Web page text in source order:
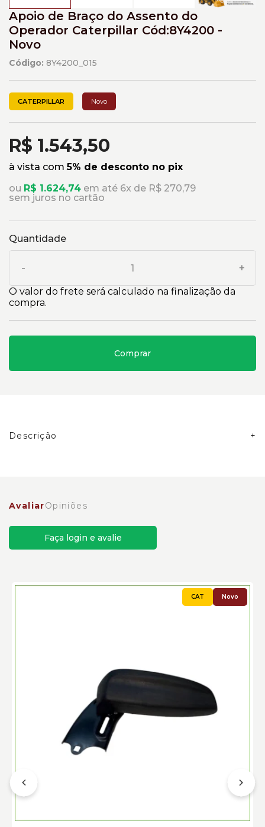
Apoio de Braço do Assento do
Operador Caterpillar Cód:8Y4200 -
Novo
Código: 8Y4200_015
CATERPILLAR Novo
R$ 1.543,50
à vista com5% de desconto no pix
ou R$ 1.624,74 em até 6x de R$ 270,79
sem juros no cartão
Quantidade
- +
O valor do frete será calculado na finalização da
compra.
Comprar
Descrição
AvaliarOpiniões
Faça login e avalie
Novo